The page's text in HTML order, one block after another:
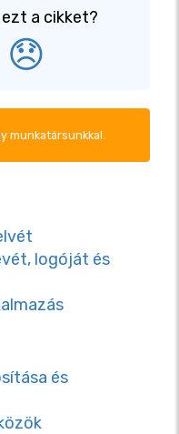
a cikket?
😞
munkatársunkkal.
logóját és
és